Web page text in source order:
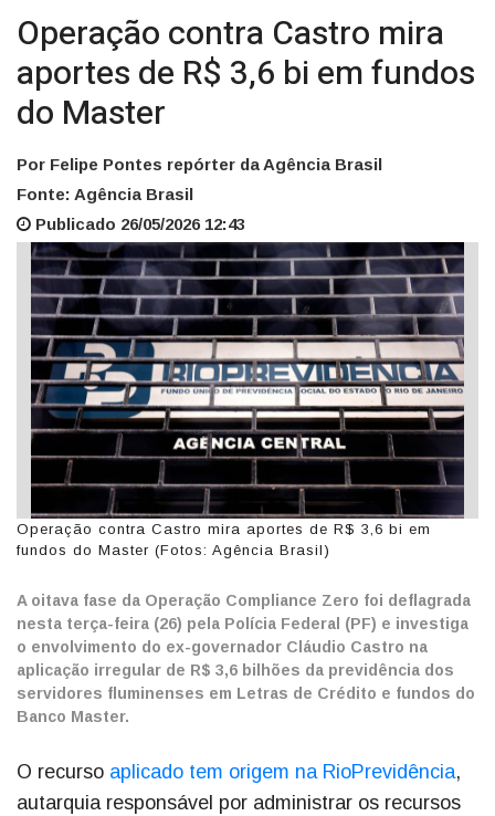
Operação contra Castro mira
aportes de R$ 3,6 bi em fundos
do Master
Por Felipe Pontes repórter da Agência Brasil
Fonte: Agência Brasil
Publicado 26/05/2026 12:43
Operação contra Castro mira aportes de R$ 3,6 bi em
fundos do Master (Fotos: Agência Brasil)
A oitava fase da Operação Compliance Zero foi deflagrada
nesta terça-feira (26) pela Polícia Federal (PF) e investiga
o envolvimento do ex-governador Cláudio Castro na
aplicação irregular de R$ 3,6 bilhões da previdência dos
servidores fluminenses em Letras de Crédito e fundos do
Banco Master.
O recurso aplicado tem origem na RioPrevidência,
autarquia responsável por administrar os recursos